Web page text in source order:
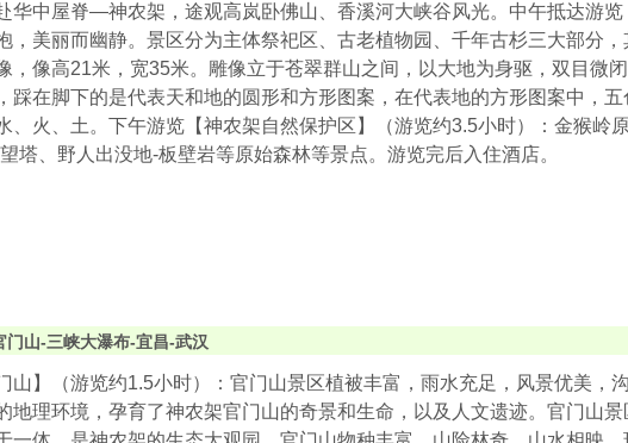
华中屋脊—神农架，途观高岚卧佛山、香溪河大峡谷风光。中午抵达游览
，美丽而幽静。景区分为主体祭祀区、古老植物园、千年古杉三大部分
，像高21米，宽35米。雕像立于苍翠群山之间，以大地为身驱，双目微
踩在脚下的是代表天和地的圆形和方形图案，在代表地的方形图案中，
、火、土。下午游览【神农架自然保护区】（游览约3.5小时）：金猴岭
塔、野人出没地-板壁岩等原始森林等景点。游览完后入住酒店。
门山-三峡大瀑布-宜昌-武汉
山】（游览约1.5小时）：官门山景区植被丰富，雨水充足，风景优美，
地理环境，孕育了神农架官门山的奇景和生命，以及人文遗迹。官门山景